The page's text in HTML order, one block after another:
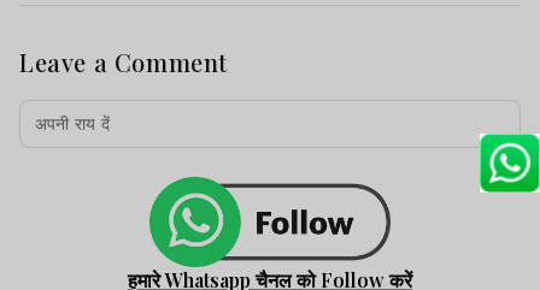
Leave a Comment
हमारे Whatsapp चैनल को Follow करें